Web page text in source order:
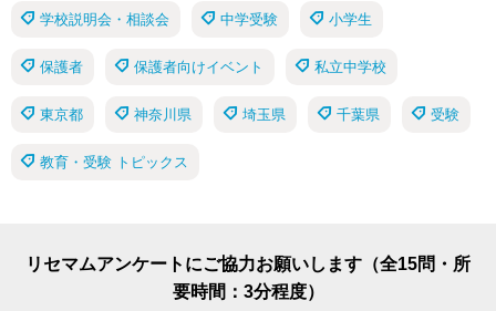
学校説明会・相談会 中学受験 小学生
保護者 保護者向けイベント 私立中学校
東京都 神奈川県 埼玉県 千葉県 受験
教育・受験 トピックス
リセマムアンケートにご協力お願いします（全15問・所
要時間：3分程度）